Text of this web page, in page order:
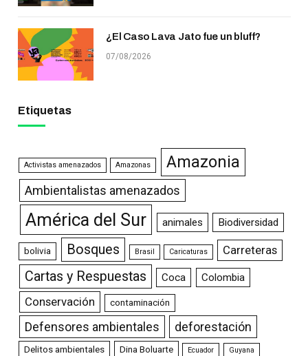
¿El Caso Lava Jato fue un bluff?
07/08/2026
Etiquetas
Activistas amenazados Amazonas Amazonia
Ambientalistas amenazados
América del Sur animales Biodiversidad
bolivia Bosques Brasil Caricaturas Carreteras
Cartas y Respuestas Coca Colombia
Conservación contaminación
Defensores ambientales deforestación
Delitos ambientales Dina Boluarte Ecuador Guyana